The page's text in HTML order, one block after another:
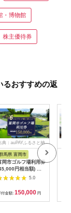
・博物館
株主優待券
るおすすめの返
典：auPAYふるさと納
馬県 富岡市
岡市ゴルフ場利用券
円相当額) ゴ
フ チケット 平日 土
日 祝日 プレー券 関東
群馬県 首都圏 F20E-
5.0
付金額: 150,000 円